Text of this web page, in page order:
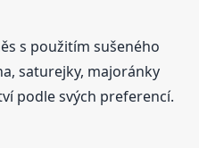
s použitím sušeného
saturejky, majoránky
podle svých preferencí.